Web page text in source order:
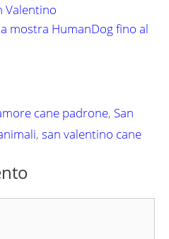
Valentino
mostra HumanDog fino al
cane padrone, San
, san valentino cane